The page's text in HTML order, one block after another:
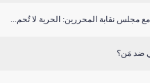
مجلس نقابة المحررين: الحرية لا تُحم...
ضد مَن؟